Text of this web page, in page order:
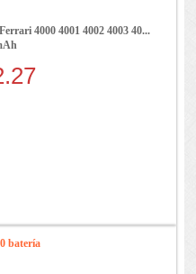
4000 4001 4002 4003 40...